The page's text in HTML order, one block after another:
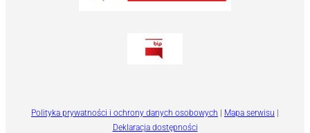
Polityka prywatności i ochrony danych osobowych | Mapa serwisu |
Deklaracja dostępności